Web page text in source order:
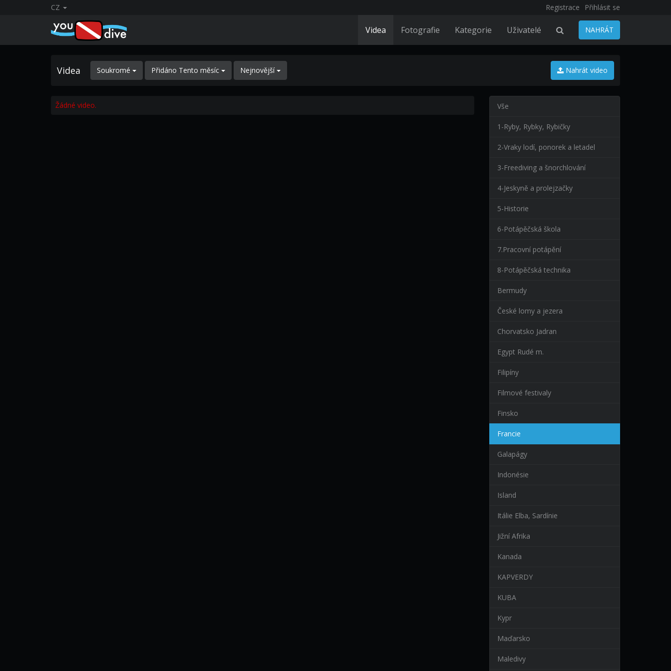
CZ Registrace Přihlásit se
Videa Fotografie Kategorie Uživatelé NAHRÁT
Videa Soukromé Přidáno Tento měsíc Nejnovější Nahrát video
Žádné video. Vše
1-Ryby, Rybky, Rybičky
2-Vraky lodí, ponorek a letadel
3-Freediving a šnorchlování
4-Jeskyně a prolejzačky
5-Historie
6-Potápěčská škola
7.Pracovní potápění
8-Potápěčská technika
Bermudy
České lomy a jezera
Chorvatsko Jadran
Egypt Rudé m.
Filipíny
Filmové festivaly
Finsko
Francie
Galapágy
Indonésie
Island
Itálie Elba, Sardínie
Jižní Afrika
Kanada
KAPVERDY
KUBA
Kypr
Maďarsko
Maledivy